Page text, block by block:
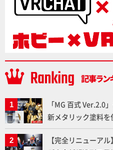
「MG 百式 Ver.2.0
新メタリック塗料
りに!!【試し読み】
【完全リニューア